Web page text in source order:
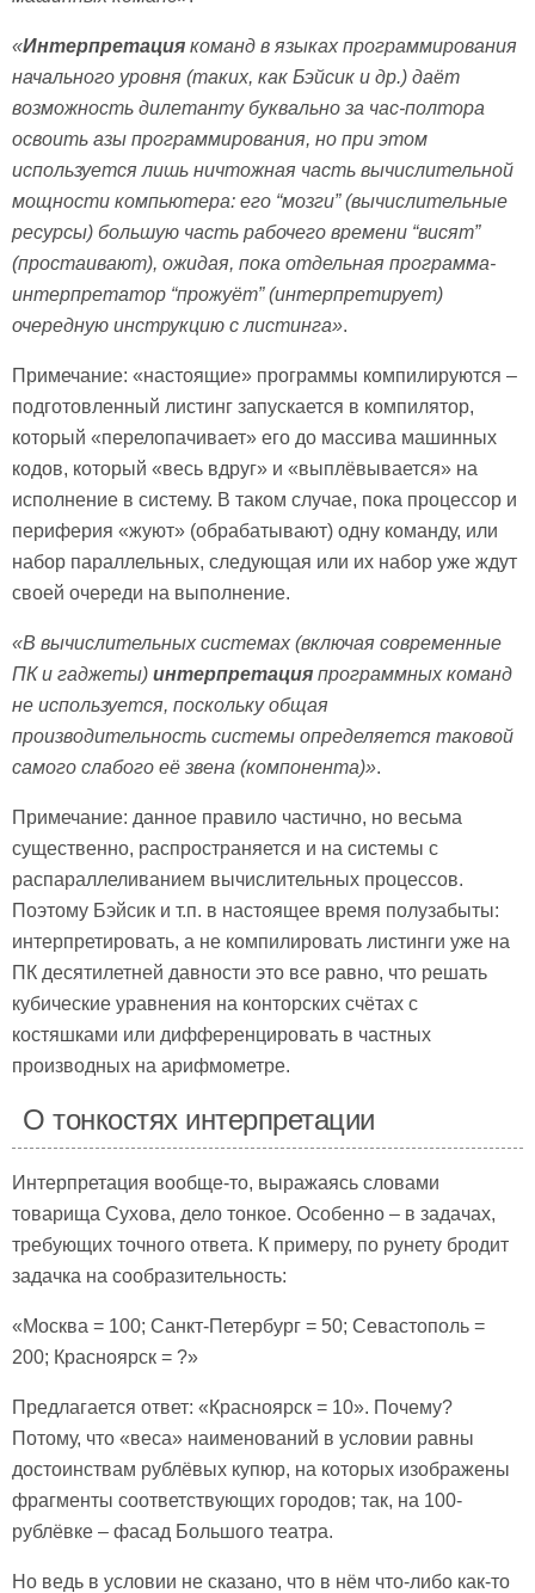
«Интерпретация команд в языках программирования
начального уровня (таких, как Бэйсик и др.) даёт
возможность дилетанту буквально за час-полтора
освоить азы программирования, но при этом
используется лишь ничтожная часть вычислительной
мощности компьютера: его “мозги” (вычислительные
ресурсы) большую часть рабочего времени “висят”
(простаивают), ожидая, пока отдельная программа-
интерпретатор “прожуёт” (интерпретирует)
очередную инструкцию с листинга».
Примечание: «настоящие» программы компилируются –
подготовленный листинг запускается в компилятор,
который «перелопачивает» его до массива машинных
кодов, который «весь вдруг» и «выплёвывается» на
исполнение в систему. В таком случае, пока процессор и
периферия «жуют» (обрабатывают) одну команду, или
набор параллельных, следующая или их набор уже ждут
своей очереди на выполнение.
«В вычислительных системах (включая современные
ПК и гаджеты) интерпретация программных команд
не используется, поскольку общая
производительность системы определяется таковой
самого слабого её звена (компонента)».
Примечание: данное правило частично, но весьма
существенно, распространяется и на системы с
распараллеливанием вычислительных процессов.
Поэтому Бэйсик и т.п. в настоящее время полузабыты:
интерпретировать, а не компилировать листинги уже на
ПК десятилетней давности это все равно, что решать
кубические уравнения на конторских счётах с
костяшками или дифференцировать в частных
производных на арифмометре.
О тонкостях интерпретации
Интерпретация вообще-то, выражаясь словами
товарища Сухова, дело тонкое. Особенно – в задачах,
требующих точного ответа. К примеру, по рунету бродит
задачка на сообразительность:
«Москва = 100; Санкт-Петербург = 50; Севастополь =
200; Красноярск = ?»
Предлагается ответ: «Красноярск = 10». Почему?
Потому, что «веса» наименований в условии равны
достоинствам рублёвых купюр, на которых изображены
фрагменты соответствующих городов; так, на 100-
рублёвке – фасад Большого театра.
Но ведь в условии не сказано, что в нём что-либо как-то